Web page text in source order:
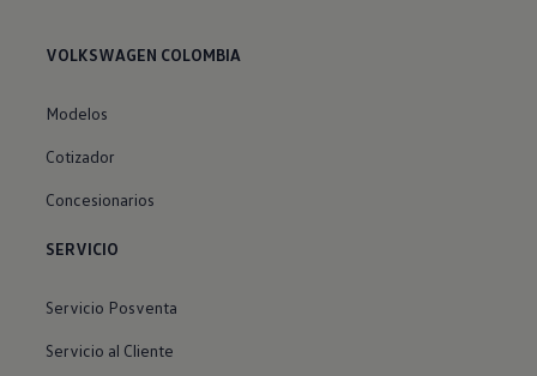
VOLKSWAGEN COLOMBIA
Modelos
Cotizador
Concesionarios
SERVICIO
Servicio Posventa
Servicio al Cliente